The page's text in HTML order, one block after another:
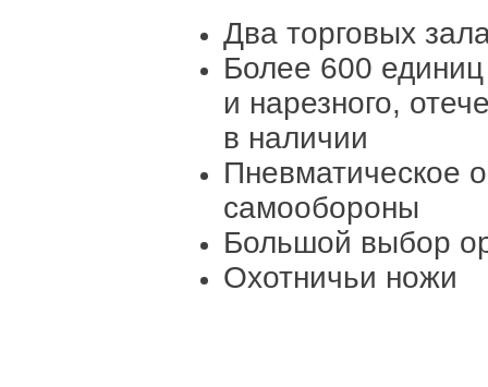
Два торговых
Более 600 единиц
и нарезного,
в наличии
Пневматическое
самообороны
Большой выбор
Охотничьи ножи